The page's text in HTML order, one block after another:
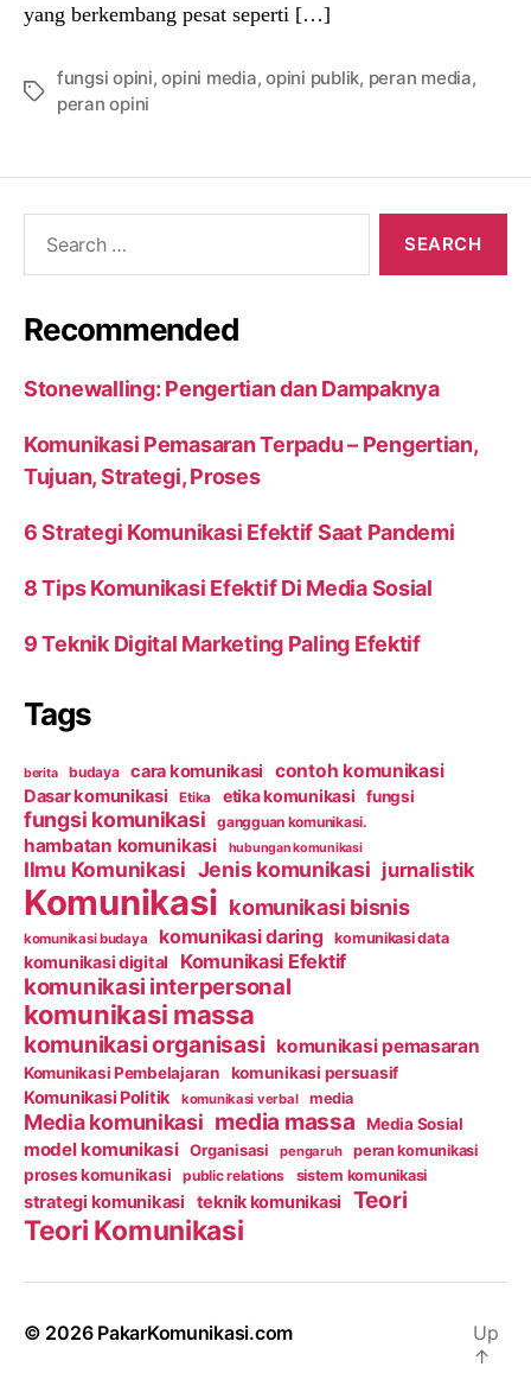
yang berkembang pesat seperti […]
Tags
fungsi opini,opini media,opini publik, peran media,
peran opini
Recommended
Stonewalling: Pengertian dan Dampaknya
Komunikasi Pemasaran Terpadu – Pengertian,
Tujuan, Strategi, Proses
6 Strategi Komunikasi Efektif Saat Pandemi
8 Tips Komunikasi Efektif Di Media Sosial
9 Teknik Digital Marketing Paling Efektif
Tags
berita budaya cara komunikasi contoh komunikasi
Dasar komunikasi Etika etika komunikasi fungsi
fungsi komunikasi gangguan komunikasi.
hambatan komunikasi hubungan komunikasi
Ilmu Komunikasi Jenis komunikasi jurnalistik
Komunikasi komunikasi bisnis
komunikasi budaya komunikasi daring komunikasi data
komunikasi digital Komunikasi Efektif
komunikasi interpersonal
komunikasi massa
komunikasi organisasi komunikasi pemasaran
Komunikasi Pembelajaran komunikasi persuasif
Komunikasi Politik komunikasi verbal media
Media komunikasi media massa Media Sosial
model komunikasi Organisasi pengaruh peran komunikasi
proses komunikasi public relations sistem komunikasi
strategi komunikasi teknik komunikasi Teori
Teori Komunikasi
© 2026 PakarKomunikasi.com
Up
↑